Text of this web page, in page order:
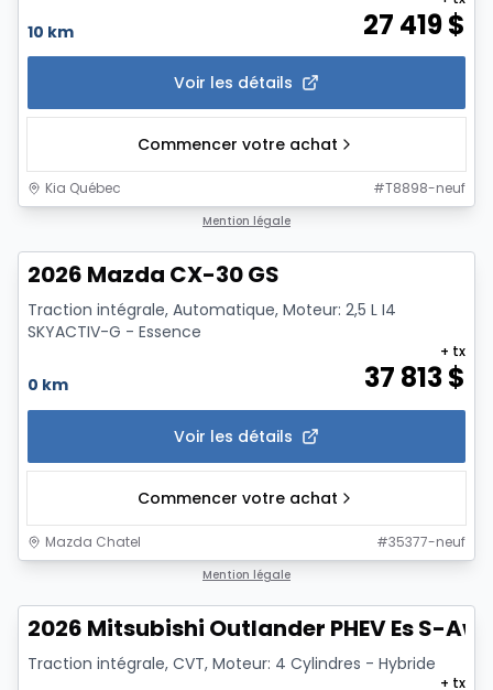
10 km 27 419$
Voir les détails
Commencer votre achat
Kia Québec #T8898-neuf
Mention légale
2026 Mazda CX-30 GS
Traction intégrale, Automatique, Moteur: 2,5 L I4
SKYACTIV-G - Essence
0 km 37 813$
+ tx
Voir les détails
Commencer votre achat
Mazda Chatel #35377-neuf
Mention légale
2026 Mitsubishi Outlander PHEV Es S-
Traction intégrale, CVT, Moteur: 4 Cylindres - Hybride
+ tx